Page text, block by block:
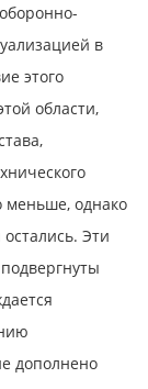
в
этого
области,
меньше, однако
Эти
дополнено